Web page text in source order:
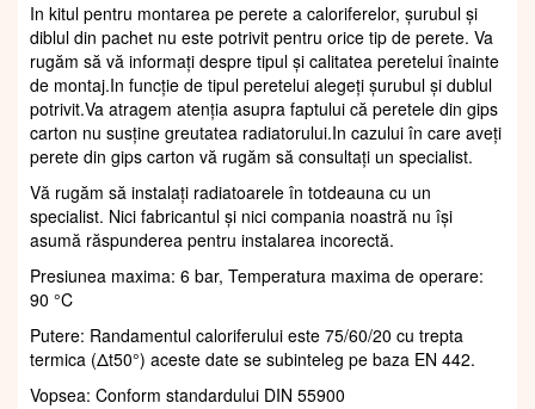
In kitul pentru montarea pe perete a caloriferelor, șurubul și
diblul din pachet nu este potrivit pentru orice tip de perete. Va
rugăm să vă informați despre tipul și calitatea peretelui înainte
de montaj.In funcție de tipul peretelui alegeți șurubul și dublul
potrivit.Va atragem atenția asupra faptului că peretele din gips
carton nu susține greutatea radiatorului.In cazului în care aveți
perete din gips carton vă rugăm să consultați un specialist.
Vă rugăm să instalați radiatoarele în totdeauna cu un
specialist. Nici fabricantul și nici compania noastră nu își
asumă răspunderea pentru instalarea incorectă.
Presiunea maxima: 6 bar, Temperatura maxima de operare:
90 °C
Putere: Randamentul caloriferului este 75/60/20 cu trepta
termica (Δt50°) aceste date se subinteleg pe baza EN 442.
Vopsea: Conform standardului DIN 55900